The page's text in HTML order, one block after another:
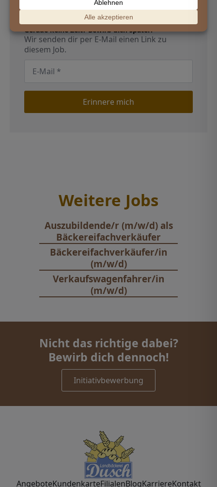
Gerade keine Zeit? Bewirb dich später!
Wir senden dir per E-Mail einen Link zu
diesem Job.
Mail
Erinnere mich
Weitere Jobs
Auszubildende/r (m/w/d) als
Bäckereifachverkäufer
Bäckereifachverkäufer/in
(m/w/d)
Verkaufswagenfahrer/in
(m/w/d)
Nicht das richtige dabei?
Bewirb dich dennoch!
Initiativbewerbung
AngeboteKundenkarteFilialenBlogKarriereKontakt